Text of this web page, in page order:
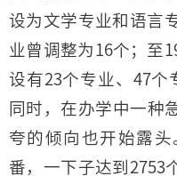
设为文学专业和语言
业曾调整为16个；至
设有23个专业、47个
同时，在办学中一种
夸的倾向也开始露
番，一下子达到2753